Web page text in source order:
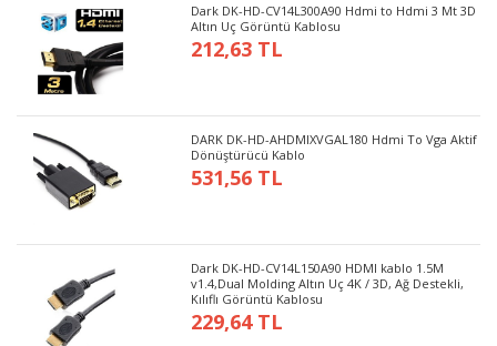
Dark DK-HD-CV14L300A90 Hdmi to Hdmi 3 Mt 3D
Altın Uç Görüntü Kablosu
212,63 TL
DARK DK-HD-AHDMIXVGAL180 Hdmi To Vga Aktif
Dönüştürücü Kablo
531,56 TL
Dark DK-HD-CV14L150A90 HDMI kablo 1.5M
v1.4,Dual Molding Altın Uç 4K / 3D, Ağ Destekli,
Kılıflı Görüntü Kablosu
229,64 TL